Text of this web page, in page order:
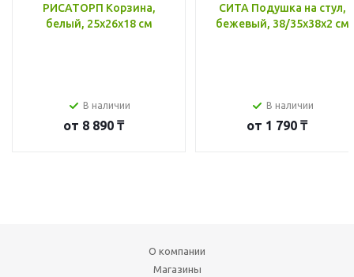
РИСАТОРП Корзина,
белый, 25x26x18 см
В наличии
от 8 890 ₸
СИТА Подушка на стул,
бежевый, 38/35x38x2 см
В наличии
от 1 790 ₸
О компании
Магазины